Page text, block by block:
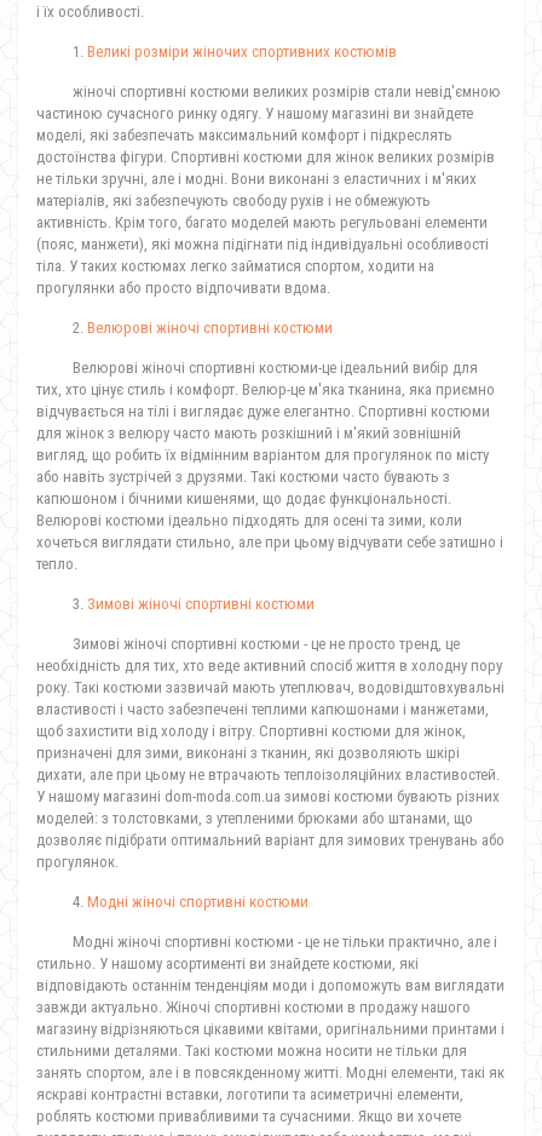
і їх особливості.
1. Великі розміри жіночих спортивних костюмів
жіночі спортивні костюми великих розмірів стали невід'ємною
частиною сучасного ринку одягу. У нашому магазині ви знайдете
моделі, які забезпечать максимальний комфорт і підкреслять
достоїнства фігури. Спортивні костюми для жінок великих розмірів
не тільки зручні, але і модні. Вони виконані з еластичних і м'яких
матеріалів, які забезпечують свободу рухів і не обмежують
активність. Крім того, багато моделей мають регульовані елементи
(пояс, манжети), які можна підігнати під індивідуальні особливості
тіла. У таких костюмах легко займатися спортом, ходити на
прогулянки або просто відпочивати вдома.
2. Велюрові жіночі спортивні костюми
Велюрові жіночі спортивні костюми-це ідеальний вибір для
тих, хто цінує стиль і комфорт. Велюр-це м'яка тканина, яка приємно
відчувається на тілі і виглядає дуже елегантно. Спортивні костюми
для жінок з велюру часто мають розкішний і м'який зовнішній
вигляд, що робить їх відмінним варіантом для прогулянок по місту
або навіть зустрічей з друзями. Такі костюми часто бувають з
капюшоном і бічними кишенями, що додає функціональності.
Велюрові костюми ідеально підходять для осені та зими, коли
хочеться виглядати стильно, але при цьому відчувати себе затишно і
тепло.
3. Зимові жіночі спортивні костюми
Зимові жіночі спортивні костюми - це не просто тренд, це
необхідність для тих, хто веде активний спосіб життя в холодну пору
року. Такі костюми зазвичай мають утеплювач, водовідштовхувальні
властивості і часто забезпечені теплими капюшонами і манжетами,
щоб захистити від холоду і вітру. Спортивні костюми для жінок,
призначені для зими, виконані з тканин, які дозволяють шкірі
дихати, але при цьому не втрачають теплоізоляційних властивостей.
У нашому магазині dom-moda.com.ua зимові костюми бувають різних
моделей: з толстовками, з утепленими брюками або штанами, що
дозволяє підібрати оптимальний варіант для зимових тренувань або
прогулянок.
4. Модні жіночі спортивні костюми
Модні жіночі спортивні костюми - це не тільки практично, але і
стильно. У нашому асортименті ви знайдете костюми, які
відповідають останнім тенденціям моди і допоможуть вам виглядати
завжди актуально. Жіночі спортивні костюми в продажу нашого
магазину відрізняються цікавими квітами, оригінальними принтами і
стильними деталями. Такі костюми можна носити не тільки для
занять спортом, але і в повсякденному житті. Модні елементи, такі як
яскраві контрастні вставки, логотипи та асиметричні елементи,
роблять костюми привабливими та сучасними. Якщо ви хочете